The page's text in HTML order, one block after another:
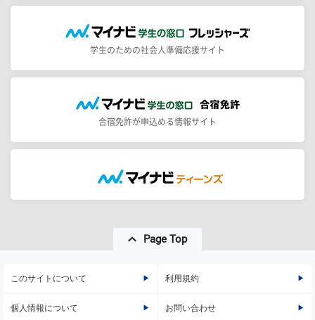
学生のための社会人準備応援サイト
合宿免許が申込める情報サイト
Page Top
このサイトについて 利用規約
個人情報について お問い合わせ